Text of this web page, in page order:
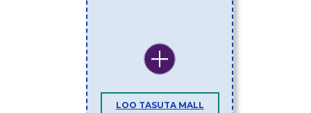
LOO TASUTA MALL